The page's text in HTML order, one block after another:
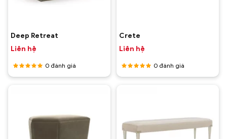
Deep Retreat
Liên hệ
Được
0 đánh giá
Crete
Liên hệ
Được
0 đánh giá